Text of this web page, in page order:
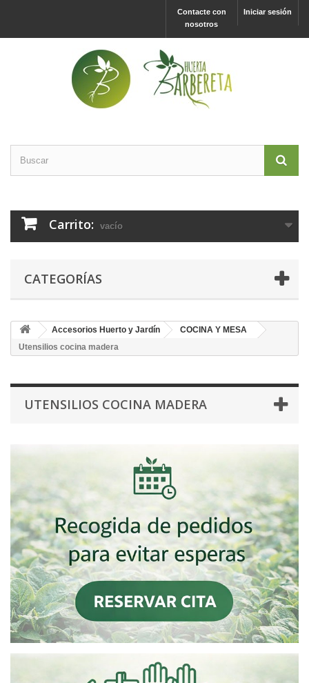
Iniciar sesión
Contacte con
nosotros
Carrito: vacío
CATEGORÍAS
Accesorios Huerto y Jardín
COCINA Y MESA
Utensilios cocina madera
UTENSILIOS COCINA MADERA